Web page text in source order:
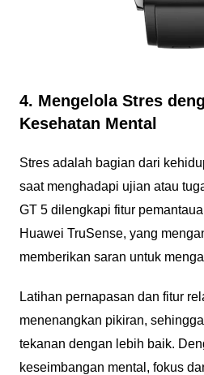
4. Mengelola Stres
Kesehatan Mental
Stres adalah bagian dari
saat menghadapi ujian atau
GT 5 dilengkapi fitur
Huawei TruSense, yang
memberikan saran untuk
Latihan pernapasan dan fitur
menenangkan pikiran,
tekanan dengan lebih baik.
keseimbangan mental, fokus